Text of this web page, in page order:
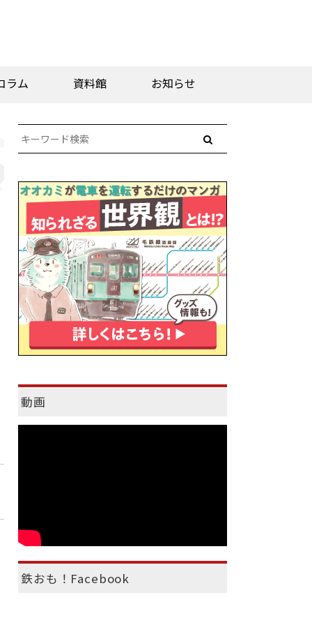
ラム 資料館 お知らせ
動画
鉄おも！Facebook